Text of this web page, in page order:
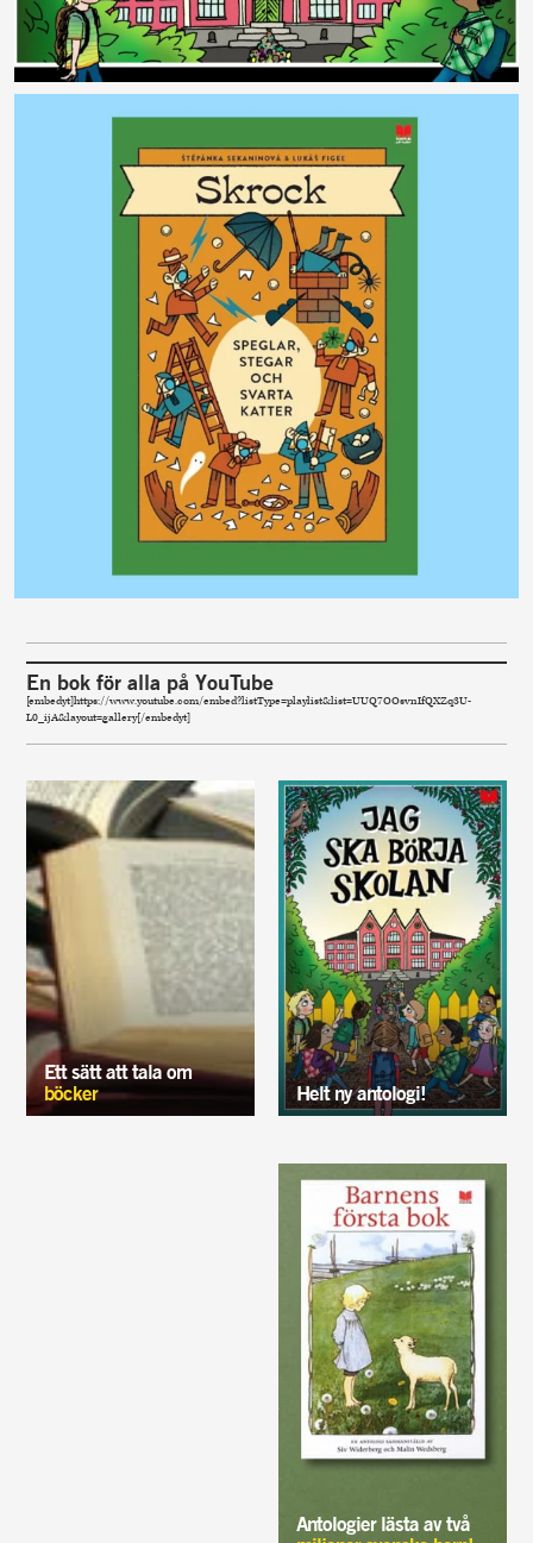
En bok för alla på YouTube
[embedyt]https://www.youtube.com/embed?listType=playlist&list=UUQ7OOsvnIfQXZq3U-
L0_ijA&layout=gallery[/embedyt]
Ett sätt att tala om
böcker
Helt ny antologi!
Antologier lästa av två